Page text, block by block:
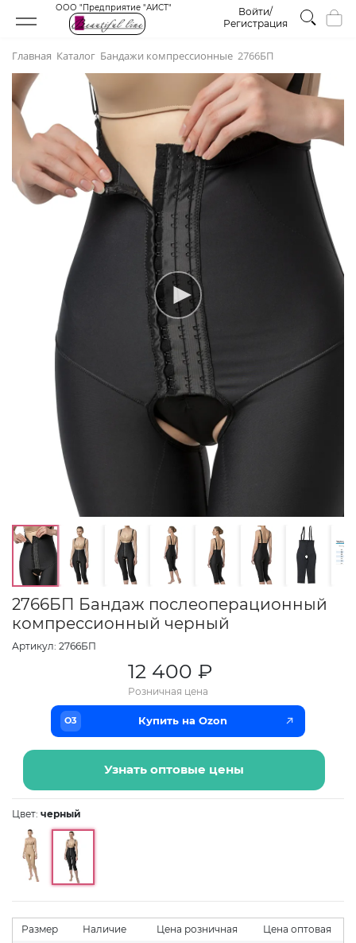
ООО "Предприятие "АИСТ"
Войти/
Регистрация
Главная Каталог Бандажи компрессионные 2766БП
2766БП Бандаж послеоперационный
компрессионный черный
Артикул: 2766БП
12 400 ₽
Розничная цена
O3 Купить на Ozon
Узнать оптовые цены
Цвет: черный
Размер Наличие Цена розничная Цена оптовая